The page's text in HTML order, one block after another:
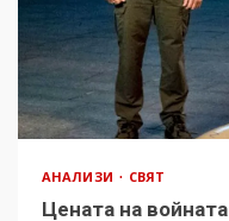
АНАЛИЗИ СВЯТ
Цената на войната